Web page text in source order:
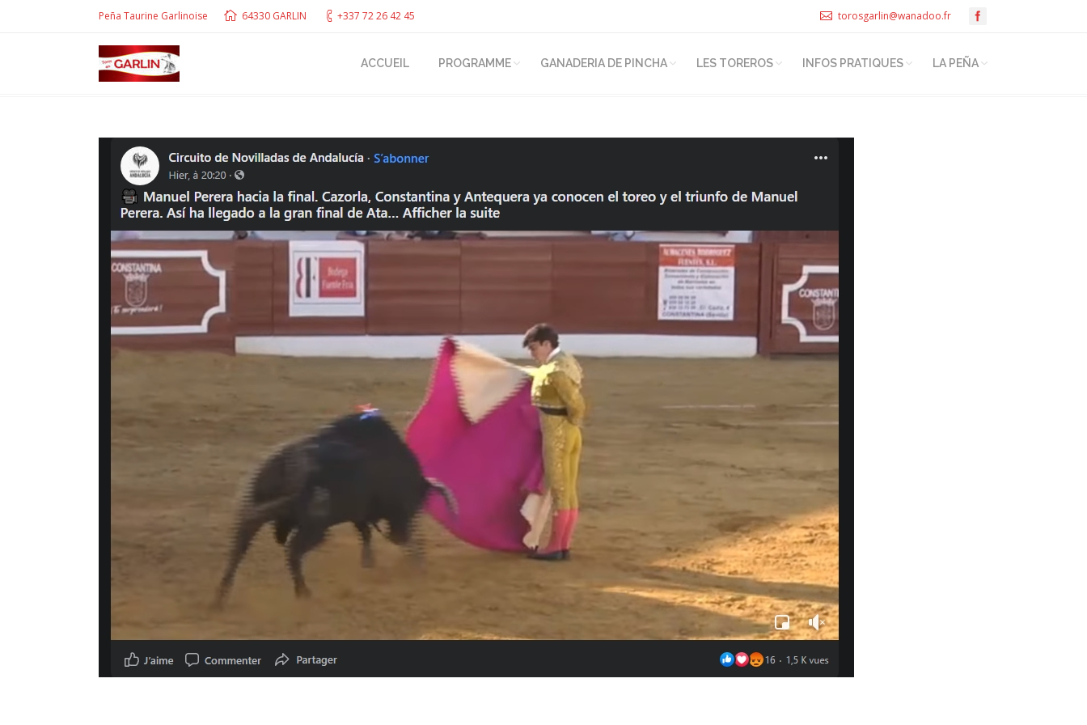
Peña Taurine Garlinoise 64330 GARLIN +337 72 26 42 45 torosgarlin@wanadoo.fr
ACCUEIL PROGRAMME GANADERIA DE PINCHA LES TOREROS INFOS PRATIQUES LA PEÑA